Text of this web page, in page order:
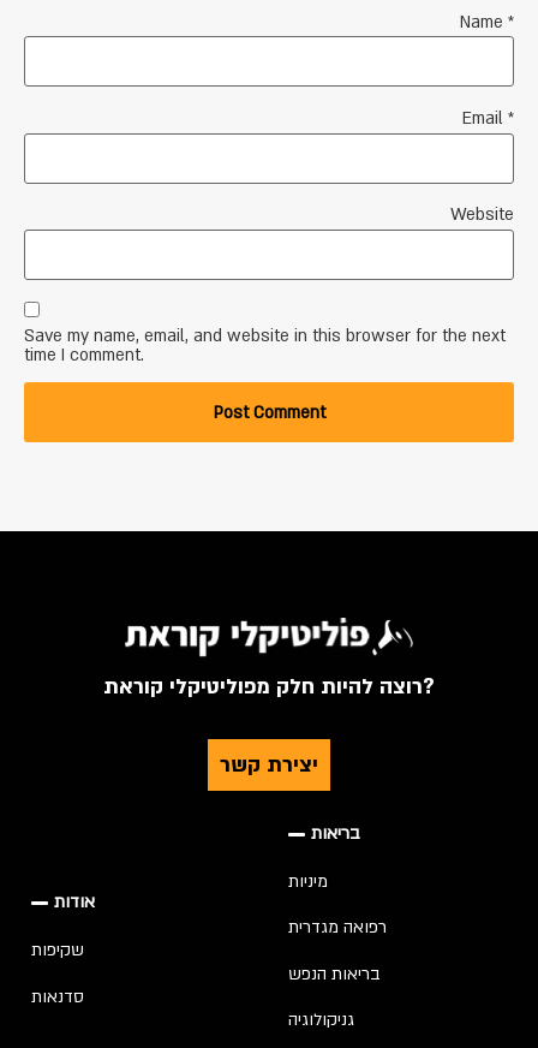
Name *
Email *
Website
Save my name, email, and website in this browser for the next
time I comment.
רוצה להיות חלק מפוליטיקלי קוראת?
יצירת קשר
אודות
שקיפות
סדנאות
בריאות
מיניות
רפואה מגדרית
בריאות הנפש
גניקולוגיה